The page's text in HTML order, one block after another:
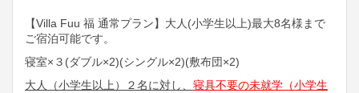
【Villa Fuu 福 通常プラン】大人(小学生以上)最大8名様まで
ご宿泊可能です。
寝室×３(ダブル×2)(シングル×2)(敷布団×2)
大人（小学生以上）２名に対し、 寝具不要の未就学（小学生